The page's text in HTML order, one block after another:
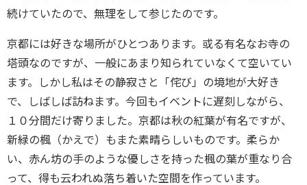
続けていたので、無理をして参じたのです。
京都には好きな場所がひとつあります。或る有名なお寺の
塔頭なのですが、一般にあまり知られていなくて空いてい
ます。しかし私はその静寂さと「侘び」の境地が大好き
で、しばしば訪ねます。今回もイベントに遅刻しながら、
１０分間だけ寄りました。京都は秋の紅葉が有名ですが、
新緑の楓（かえで）もまた素晴らしいものです。柔らか
い、赤ん坊の手のような優しさを持った楓の葉が重なり合
って、得も云われぬ落ち着いた空間を作っています。